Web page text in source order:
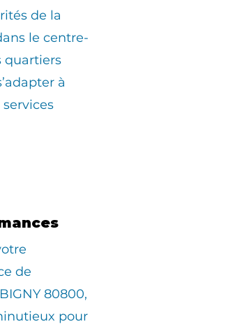
de la
le centre-
quartiers
à
de
80800,
pour